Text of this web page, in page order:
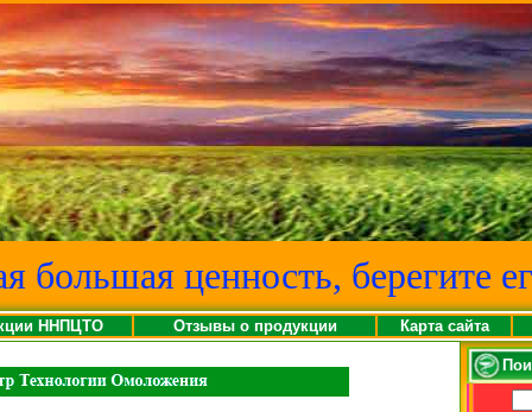
большая ценность, берегите
ННПЦТО Отзывы о продукции Карта сайта